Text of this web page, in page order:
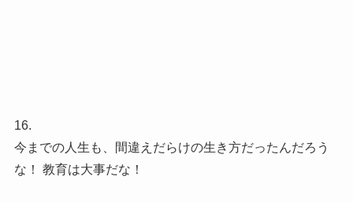
16.
今までの人生も、間違えだらけの生き方だったんだろう
な！ 教育は大事だな！